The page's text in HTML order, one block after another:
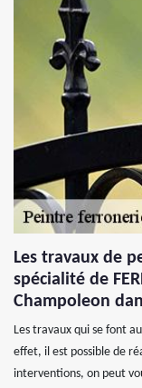
Les travaux de
spécialité de
Champoleon
Les travaux qui se font
effet, il est possible de
interventions, on peut